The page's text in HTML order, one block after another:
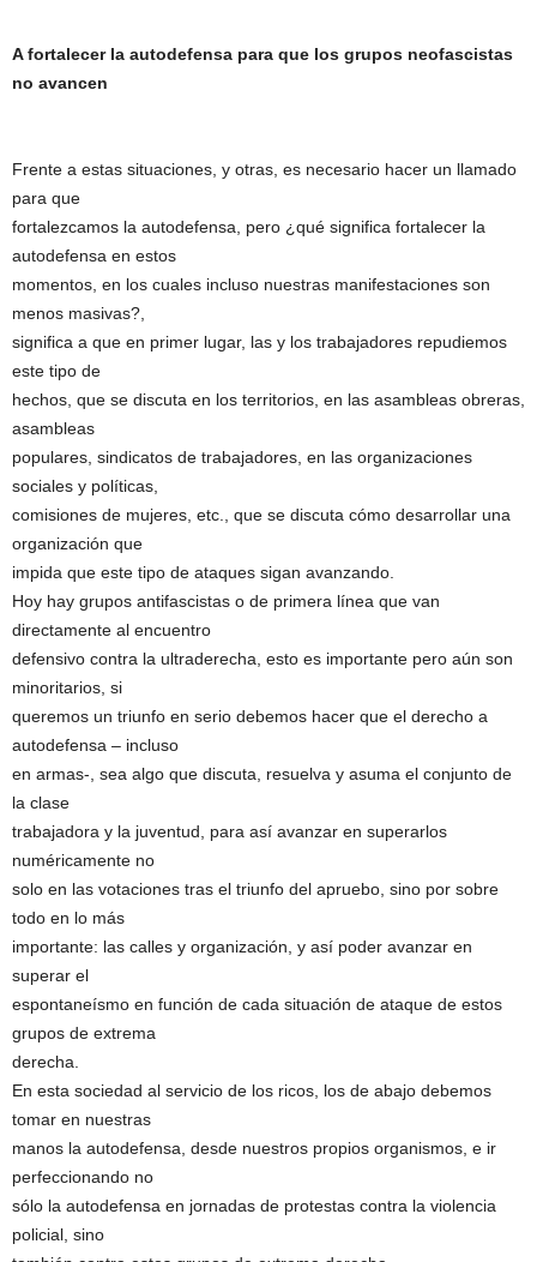
A fortalecer la autodefensa para que los grupos neofascistas
no avancen
Frente a estas situaciones, y otras, es necesario hacer un llamado
para que
fortalezcamos la autodefensa, pero ¿qué significa fortalecer la
autodefensa en estos
momentos, en los cuales incluso nuestras manifestaciones son
menos masivas?,
significa a que en primer lugar, las y los trabajadores repudiemos
este tipo de
hechos, que se discuta en los territorios, en las asambleas obreras,
asambleas
populares, sindicatos de trabajadores, en las organizaciones
sociales y políticas,
comisiones de mujeres, etc., que se discuta cómo desarrollar una
organización que
impida que este tipo de ataques sigan avanzando.
Hoy hay grupos antifascistas o de primera línea que van
directamente al encuentro
defensivo contra la ultraderecha, esto es importante pero aún son
minoritarios, si
queremos un triunfo en serio debemos hacer que el derecho a
autodefensa – incluso
en armas-, sea algo que discuta, resuelva y asuma el conjunto de
la clase
trabajadora y la juventud, para así avanzar en superarlos
numéricamente no
solo en las votaciones tras el triunfo del apruebo, sino por sobre
todo en lo más
importante: las calles y organización, y así poder avanzar en
superar el
espontaneísmo en función de cada situación de ataque de estos
grupos de extrema
derecha.
En esta sociedad al servicio de los ricos, los de abajo debemos
tomar en nuestras
manos la autodefensa, desde nuestros propios organismos, e ir
perfeccionando no
sólo la autodefensa en jornadas de protestas contra la violencia
policial, sino